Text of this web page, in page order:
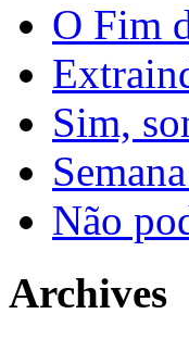
O Fim
Sim,
Não
Archives